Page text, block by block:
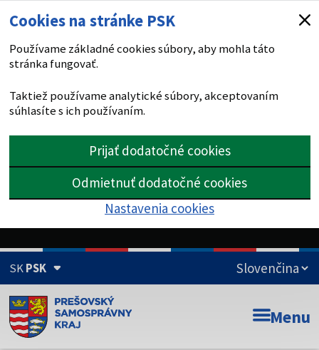
Cookies na stránke PSK
Používame základné cookies súbory, aby mohla táto
stránka fungovať.
Taktiež používame analytické súbory, akceptovaním
súhlasíte s ich používaním.
Prijať dodatočné cookies
Odmietnuť dodatočné cookies
Nastavenia cookies
SKPSK
Doména psk.sk je oficiálna
Toto je oficiálna webová stránka Prešovského
Menu